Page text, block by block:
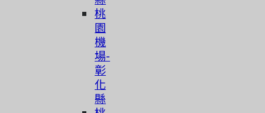
桃
園
機
場-
彰
化
縣